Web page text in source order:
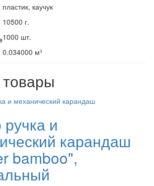
пластик, каучук
10500 г.
1000 шт.
0.034000 м³
и
карандаш
bamboo",